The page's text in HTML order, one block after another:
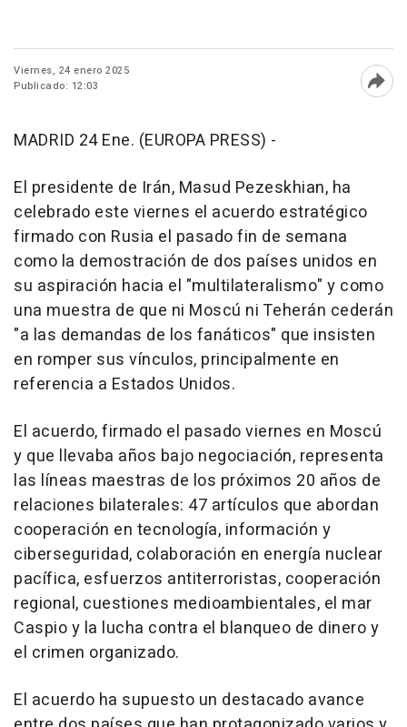
Viernes, 24 enero 2025
Publicado: 12:03
MADRID 24 Ene. (EUROPA PRESS) -
El presidente de Irán, Masud Pezeskhian, ha
celebrado este viernes el acuerdo estratégico
firmado con Rusia el pasado fin de semana
como la demostración de dos países unidos en
su aspiración hacia el "multilateralismo" y como
una muestra de que ni Moscú ni Teherán cederán
"a las demandas de los fanáticos" que insisten
en romper sus vínculos, principalmente en
referencia a Estados Unidos.
El acuerdo, firmado el pasado viernes en Moscú
y que llevaba años bajo negociación, representa
las líneas maestras de los próximos 20 años de
relaciones bilaterales: 47 artículos que abordan
cooperación en tecnología, información y
ciberseguridad, colaboración en energía nuclear
pacífica, esfuerzos antiterroristas, cooperación
regional, cuestiones medioambientales, el mar
Caspio y la lucha contra el blanqueo de dinero y
el crimen organizado.
El acuerdo ha supuesto un destacado avance